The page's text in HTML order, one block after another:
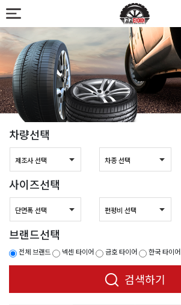
차량선택
사이즈선택
브랜드선택
전체 브랜드 넥센 타이어 금호 타이어 한국 타이어
검색하기